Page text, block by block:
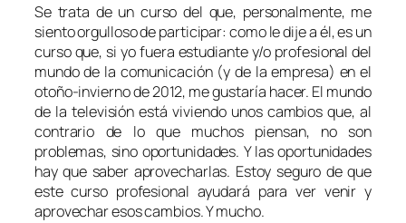
Se trata de un curso del que, personalmente, me
siento orgulloso de participar: como le dije a él, es un
curso que, si yo fuera estudiante y/o profesional del
mundo de la comunicación (y de la empresa) en el
otoño-invierno de 2012, me gustaría hacer. El mundo
de la televisión está viviendo unos cambios que, al
contrario de lo que muchos piensan, no son
problemas, sino oportunidades. Y las oportunidades
hay que saber aprovecharlas. Estoy seguro de que
este curso profesional ayudará para ver venir y
aprovechar esos cambios. Y mucho.